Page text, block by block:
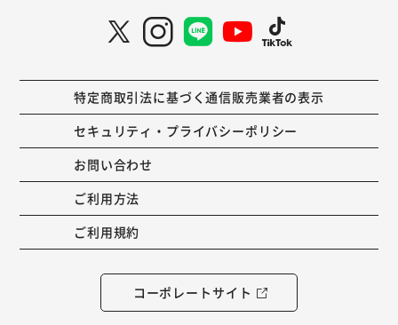
特定商取引法に基づく通信販売業者の表示
セキュリティ・プライバシーポリシー
お問い合わせ
ご利用方法
ご利用規約
コーポレートサイト